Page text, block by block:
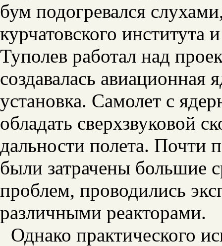
бум подогревался
курчатовского
Туполев работал над
создавалась авиационная
установка. Самолет с
обладать сверхзвуковой
дальности полета.
были затрачены большие
проблем, проводились
различными реакторами.
Однако практического